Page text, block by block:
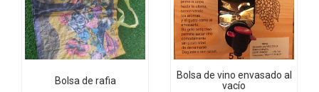
Bolsa de rafia
Bolsa de vino envasado al
vacío